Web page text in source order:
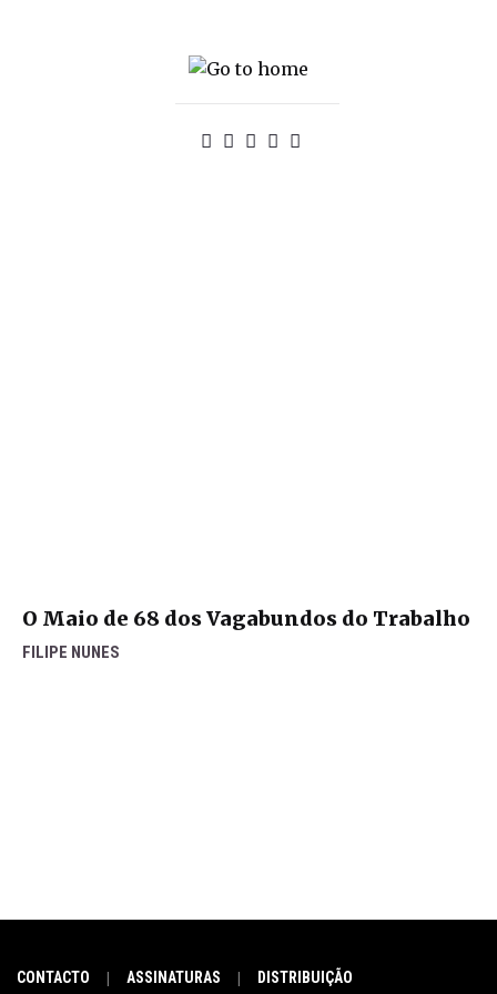
O Maio de 68 dos Vagabundos do Trabalho
FILIPE NUNES
CONTACTO | ASSINATURAS | DISTRIBUIÇÃO